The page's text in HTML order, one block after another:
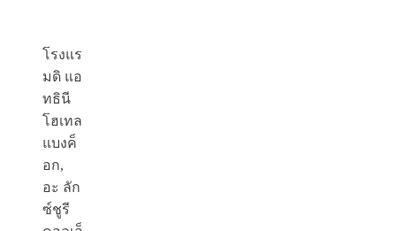
โรงแร
มดิ แอ
ทธินี
โฮเทล
แบงค็
อก,
อะ ลัก
ซ์ชูรี